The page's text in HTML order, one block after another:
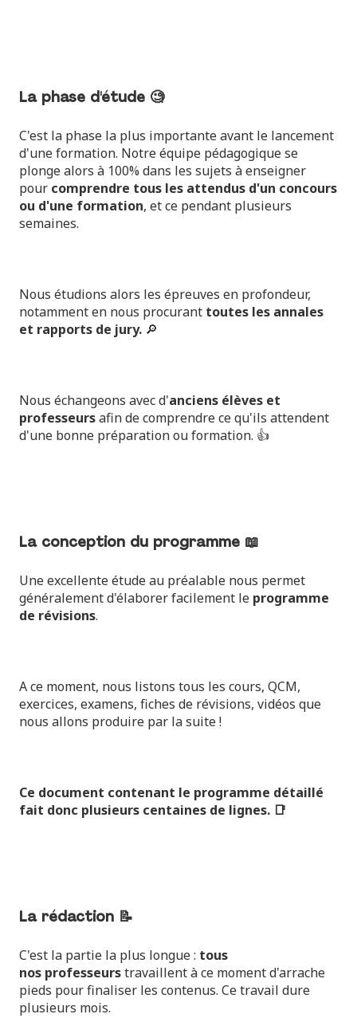
La phase d'étude 🧐
C'est la phase la plus importante avant le lancement
d'une formation. Notre équipe pédagogique se
plonge alors à 100% dans les sujets à enseigner
pour comprendre tous les attendus d'un concours
ou d'une formation, et ce pendant plusieurs
semaines.
Nous étudions alors les épreuves en profondeur,
notamment en nous procurant toutes les annales
et rapports de jury. 🔎
Nous échangeons avec d'anciens élèves et
professeursafin de comprendre ce qu'ils attendent
d'une bonne préparation ou formation. 👍
La conception du programme 📖
Une excellente étude au préalable nous permet
généralement d'élaborer facilement le programme
de révisions.
A ce moment, nous listons tous les cours, QCM,
exercices, examens, fiches de révisions, vidéos que
nous allons produire par la suite !
Ce document contenant le programme détaillé
fait donc plusieurs centaines de lignes. 📑
La rédaction 📝
C'est la partie la plus longue : tous
nos professeurstravaillent à ce moment d'arrache
pieds pour finaliser les contenus. Ce travail dure
plusieurs mois.